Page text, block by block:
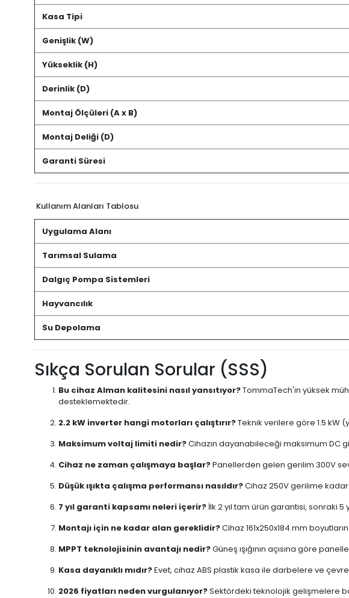
Kasa Tipi
Genişlik (W)
Yükseklik (H)
Derinlik (D)
Montaj Ölçüleri (A x B)
Montaj Deliği (D)
Garanti Süresi
Kullanım Alanları Tablosu
Uygulama Alanı
Tarımsal Sulama
Dalgıç Pompa Sistemleri
Hayvancılık
Su Depolama
Sıkça Sorulan Sorular (SSS)
Bu cihaz Alman kalitesini nasıl yansıtıyor?TommaTech'in yüksek
desteklemektedir.
2.2 kW inverter hangi motorları çalıştırır?Teknik verilere göre 1.5 kW
Maksimum voltaj limiti nedir?Cihazın dayanabileceği maksimum DC
Cihaz ne zaman çalışmaya başlar?Panellerden gelen gerilim 300V
Düşük ışıkta çalışma performansı nasıldır?Cihaz 250V gerilime
7 yıl garanti kapsamı neleri içerir? İlk 2 yıl tam ürün garantisi, sonraki
Montajı için ne kadar alan gereklidir?Cihaz 161x250x184 mm
MPPT teknolojisinin avantajı nedir?Güneş ışığının açısına göre
Kasa dayanıklı mıdır?Evet, cihaz ABS plastik kasa ile darbelere ve
2026 fiyatları neden vurgulanıyor?Sektördeki teknolojik gelişmelere